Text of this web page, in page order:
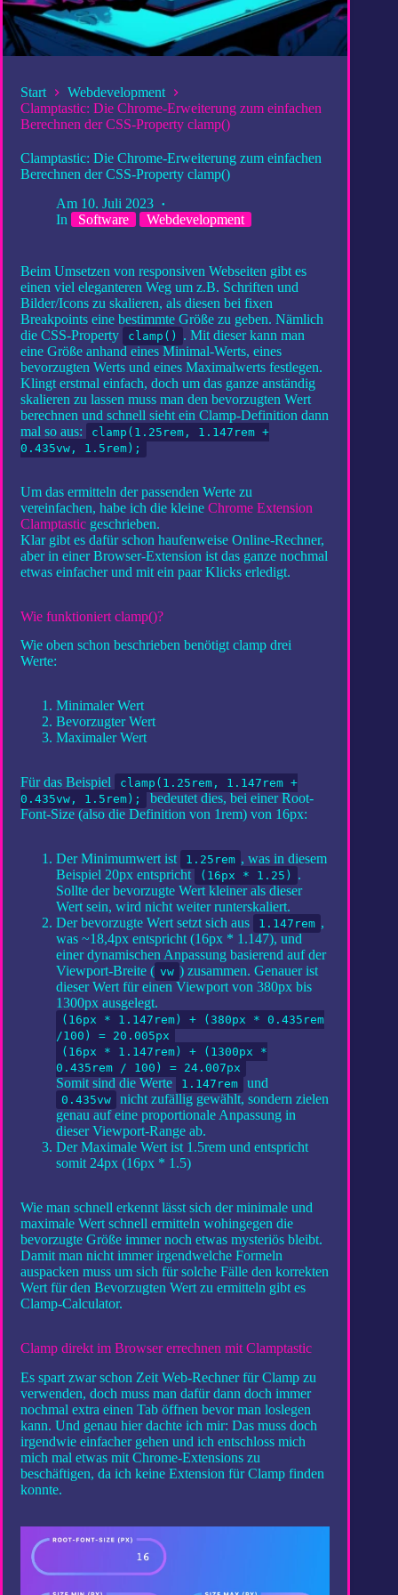
Start
Webdevelopment
Clamptastic: Die Chrome-Erweiterung zum einfachen
Berechnen der CSS-Property clamp()
Clamptastic: Die Chrome-Erweiterung zum einfachen
Berechnen der CSS-Property clamp()
Am 10. Juli 2023
In
Software Webdevelopment
Beim Umsetzen von responsiven Webseiten gibt es
einen viel eleganteren Weg um z.B. Schriften und
Bilder/Icons zu skalieren, als diesen bei fixen
Breakpoints eine bestimmte Größe zu geben. Nämlich
die CSS-Property
clamp()
. Mit dieser kann man
eine Größe anhand eines Minimal-Werts, eines
bevorzugten Werts und eines Maximalwerts festlegen.
Klingt erstmal einfach, doch um das ganze anständig
skalieren zu lassen muss man den bevorzugten Wert
berechnen und schnell sieht ein Clamp-Definition dann
mal so aus:
clamp(1.25rem, 1.147rem +
0.435vw, 1.5rem);
Um das ermitteln der passenden Werte zu
vereinfachen, habe ich die kleine Chrome Extension
Clamptastic geschrieben.
Klar gibt es dafür schon haufenweise Online-Rechner,
aber in einer Browser-Extension ist das ganze nochmal
etwas einfacher und mit ein paar Klicks erledigt.
Wie funktioniert clamp()?
Wie oben schon beschrieben benötigt clamp drei
Werte:
Minimaler Wert
Bevorzugter Wert
Maximaler Wert
Für das Beispiel
clamp(1.25rem, 1.147rem +
0.435vw, 1.5rem);
bedeutet dies, bei einer Root-
Font-Size (also die Definition von 1rem) von 16px:
Der Minimumwert ist 1.25rem , was in diesem
Beispiel 20px entspricht
(16px * 1.25)
.
Sollte der bevorzugte Wert kleiner als dieser
Wert sein, wird nicht weiter runterskaliert.
Der bevorzugte Wert setzt sich aus
1.147rem ,
was ~18,4px entspricht (16px * 1.147), und
einer dynamischen Anpassung basierend auf der
Viewport-Breite ( vw ) zusammen. Genauer ist
dieser Wert für einen Viewport von 380px bis
1300px ausgelegt.
(16px * 1.147rem) + (380px * 0.435rem
/100) = 20.005px
(16px * 1.147rem) + (1300px *
0.435rem / 100) = 24.007px
Somit sind die Werte 1.147rem und
0.435vw
nicht zufällig gewählt, sondern zielen
genau auf eine proportionale Anpassung in
dieser Viewport-Range ab.
Der Maximale Wert ist 1.5rem und entspricht
somit 24px (16px * 1.5)
Wie man schnell erkennt lässt sich der minimale und
maximale Wert schnell ermitteln wohingegen die
bevorzugte Größe immer noch etwas mysteriös bleibt.
Damit man nicht immer irgendwelche Formeln
auspacken muss um sich für solche Fälle den korrekten
Wert für den Bevorzugten Wert zu ermitteln gibt es
Clamp-Calculator.
Clamp direkt im Browser errechnen mit Clamptastic
Es spart zwar schon Zeit Web-Rechner für Clamp zu
verwenden, doch muss man dafür dann doch immer
nochmal extra einen Tab öffnen bevor man loslegen
kann. Und genau hier dachte ich mir: Das muss doch
irgendwie einfacher gehen und ich entschloss mich
mich mal etwas mit Chrome-Extensions zu
beschäftigen, da ich keine Extension für Clamp finden
konnte.